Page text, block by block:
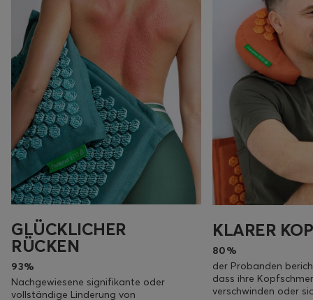
GLÜCKLICHER
RÜCKEN
93%
Nachgewiesene signifikante oder
vollständige Linderung von
KLARER
80%
der Probanden
dass ihre
verschwinden oder